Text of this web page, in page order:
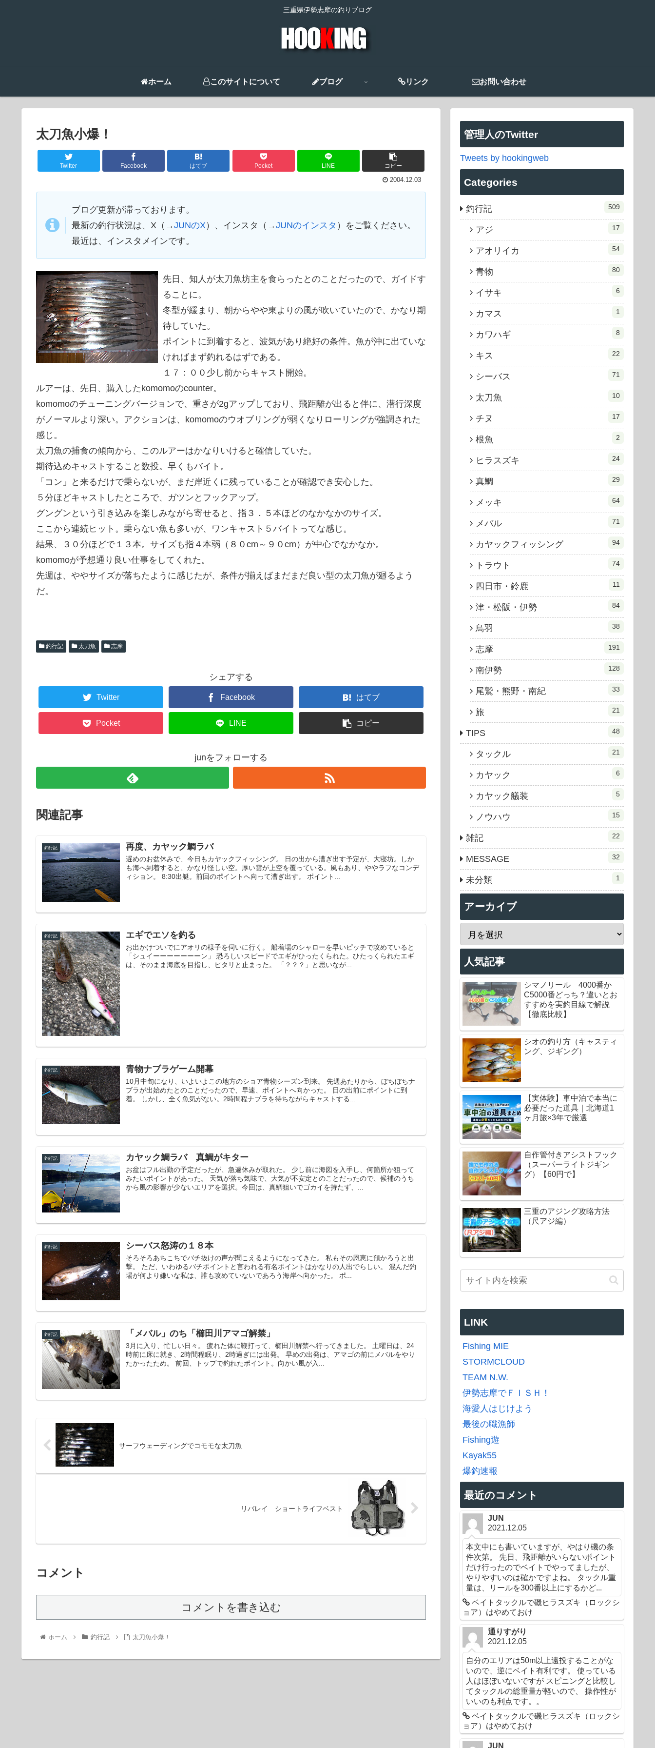
三重県伊勢志摩の釣りブログ
ホーム このサイトについて ブログ リンク お問い合わせ
太刀魚小爆！
Twitter Facebook はてブ Pocket LINE コピー
2004.12.03
ブログ更新が滞っております。
最新の釣行状況は、X（→JUNのX ）、インスタ（→JUNのインスタ ）をご覧ください。
最近は、インスタメインです。
先日、知人が太刀魚坊主を食らったとのことだったので、ガイドす
ることに。
冬型が緩まり、朝からやや東よりの風が吹いていたので、かなり期
待していた。
ポイントに到着すると、波気があり絶好の条件。魚が沖に出ていな
ければまず釣れるはずである。
１７：００少し前からキャスト開始。
ルアーは、先日、購入したkomomoのcounter。
komomoのチューニングバージョンで、重さが2gアップしており、飛距離が出ると伴に、潜行深度
がノーマルより深い。アクションは、komomoのウオブリングが弱くなりローリングが強調された
感じ。
太刀魚の捕食の傾向から、このルアーはかなりいけると確信していた。
期待込めキャストすること数投。早くもバイト。
「コン」と来るだけで乗らないが、まだ岸近くに残っていることが確認でき安心した。
５分ほどキャストしたところで、ガツンとフックアップ。
グングンという引き込みを楽しみながら寄せると、指３．５本ほどのなかなかのサイズ。
ここから連続ヒット。乗らない魚も多いが、ワンキャスト５バイトってな感じ。
結果、３０分ほどで１３本。サイズも指４本弱（８０cm～９０cm）が中心でなかなか。
komomoが予想通り良い仕事をしてくれた。
先週は、ややサイズが落ちたように感じたが、条件が揃えばまだまだ良い型の太刀魚が廻るよう
だ。
釣行記 太刀魚 志摩
シェアする
Twitter Facebook はてブ
Pocket LINE コピー
junをフォローする
関連記事
釣行記 再度、カヤック鯛ラバ
遅めのお盆休みで、今日もカヤックフィッシング。 日の出から漕ぎ出す予定が、大寝坊。しか
も海へ到着すると、かなり怪しい空。厚い雲が上空を覆っている。風もあり、ややラフなコンデ
ィション。 8:30出艇。前回のポイントへ向って漕ぎ出す。 ポイント...
釣行記 エギでエソを釣る
お出かけついでにアオリの様子を伺いに行く。 船着場のシャローを早いピッチで攻めていると
「シュイーーーーーーーン」 恐ろしいスピードでエギがひったくられた。ひたっくられたエギ
は、そのまま海底を目指し、ピタリと止まった。 「？？？」と思いなが...
釣行記 青物ナブラゲーム開幕
10月中旬になり、いよいよこの地方のショア青物シーズン到来。 先週あたりから、ぼちぼちナ
ブラが出始めたとのことだったので、早速、ポイントへ向かった。 日の出前にポイントに到
着。 しかし、全く魚気がない。2時間程ナブラを待ちながらキャストする...
釣行記 カヤック鯛ラバ 真鯛がキター
お盆はフル出勤の予定だったが、急遽休みが取れた。 少し前に海図を入手し、何箇所か狙って
みたいポイントがあった。 天気が落ち気味で、大気が不安定とのことだったので、候補のうち
から風の影響が少ないエリアを選択。今回は、真鯛狙いでゴカイを持たず、...
釣行記 シーバス怒涛の１８本
そろそろあちこちでバチ抜けの声が聞こえるようになってきた。 私もその恩恵に預かろうと出
撃。 ただ、いわゆるバチポイントと言われる有名ポイントはかなりの人出でらしい。 混んだ釣
場が何より嫌いな私は、誰も攻めていないであろう海岸へ向かった。 ポ...
釣行記 「メバル」のち「櫛田川アマゴ解禁」
3月に入り、忙しい日々。 疲れた体に鞭打って、櫛田川解禁へ行ってきました。 土曜日は、24
時前に床に就き、2時間程眠り、2時過ぎには出発。 早めの出発は、アマゴの前にメバルをやり
たかったため。 前回、トップで釣れたポイント。向かい風が入...
サーフウェーディングでコモモな太刀魚
リバレイ ショートライフベスト
コメント
コメントを書き込む
ホーム 釣行記 太刀魚小爆！
管理人のTwitter
Tweets by hookingweb
Categories
釣行記 509
アジ 17
アオリイカ 54
青物 80
イサキ 6
カマス 1
カワハギ 8
キス 22
シーバス 71
太刀魚 10
チヌ 17
根魚 2
ヒラスズキ 24
真鯛 29
メッキ 64
メバル 71
カヤックフィッシング 94
トラウト 74
四日市・鈴鹿 11
津・松阪・伊勢 84
鳥羽 38
志摩 191
南伊勢 128
尾鷲・熊野・南紀 33
旅 21
TIPS 48
タックル 21
カヤック 6
カヤック艤装 5
ノウハウ 15
雑記 22
MESSAGE 32
未分類 1
アーカイブ
人気記事
シマノリール 4000番か
C5000番どっち？違いとお
すすめを実釣目線で解説
【徹底比較】
シオの釣り方（キャスティ
ング、ジギング）
【実体験】車中泊で本当に
必要だった道具｜北海道1
ヶ月旅×3年で厳選
自作管付きアシストフック
（スーパーライトジギン
グ）【60円で】
三重のアジング攻略方法
（尺アジ編）
LINK
Fishing MIE
STORMCLOUD
TEAM N.W.
伊勢志摩でＦＩＳＨ！
海愛人はじけよう
最後の職漁師
Fishing遊
Kayak55
爆釣速報
最近のコメント
JUN
2021.12.05
本文中にも書いていますが、やはり磯の条
件次第。 先日、飛距離がいらないポイント
だけ行ったのでベイトでやってましたが、
やりやすいのは確かですよね。 タックル重
量は、リールを300番以上にするかど...
ベイトタックルで磯ヒラスズキ（ロックシ
ョア）はやめておけ
通りすがり
2021.12.05
自分のエリアは50m以上遠投することがな
いので、逆にベイト有利です。 使っている
人はほぼいないですが スピニングと比較し
てタックルの総重量が軽いので、 操作性が
いいのも利点です。。
ベイトタックルで磯ヒラスズキ（ロックシ
ョア）はやめておけ
JUN